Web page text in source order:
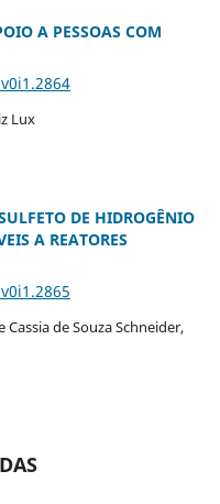
A PESSOAS COM
Lux
DE HIDROGÊNIO
A REATORES
Cassia de Souza Schneider,